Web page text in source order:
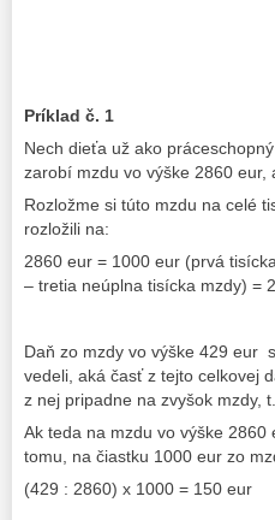
Príklad č. 1
Nech dieťa už ako
zarobí mzdu vo výške 2860 eur,
Rozložme si túto mzdu na celé
rozložili na:
2860 eur = 1000 eur (prvá
– tretia neúplna tisícka mzdy) =
Daň zo mzdy vo výške 429 eur
vedeli, aká časť z tejto celkovej
z nej pripadne na zvyšok mzdy,
Ak teda na mzdu vo výške
tomu, na čiastku 1000 eur zo
(429 : 2860) x 1000 = 150 eur